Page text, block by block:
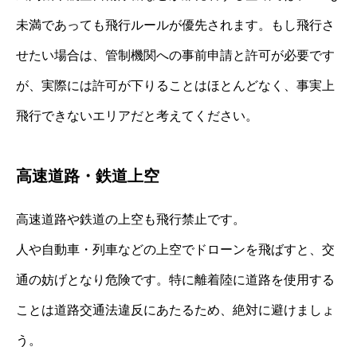
未満であっても飛行ルールが優先されます。もし飛行さ
せたい場合は、管制機関への事前申請と許可が必要です
が、実際には許可が下りることはほとんどなく、事実上
飛行できないエリアだと考えてください。
高速道路・鉄道上空
高速道路や鉄道の上空も飛行禁止です。
人や自動車・列車などの上空でドローンを飛ばすと、交
通の妨げとなり危険です。特に離着陸に道路を使用する
ことは道路交通法違反にあたるため、絶対に避けましょ
う。